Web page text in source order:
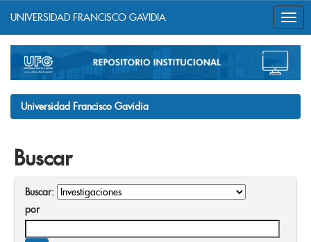
navigation
UNIVERSIDAD FRANCISCO GAVIDIA
Universidad Francisco Gavidia
Buscar
Buscar:
por